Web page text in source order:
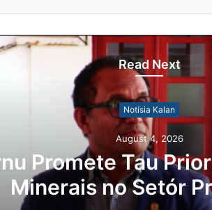
Read Next
Notísia Kalan
August 4, 2026
Promete Tau
Minerais no Setór